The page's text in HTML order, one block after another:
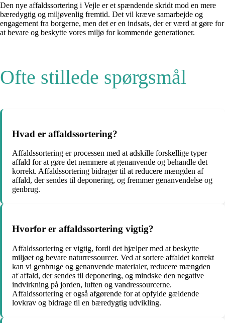
Den nye affaldssortering i Vejle er et spændende skridt mod en mere
bæredygtig og miljøvenlig fremtid. Det vil kræve samarbejde og
engagement fra borgerne, men det er en indsats, der er værd at gøre for
at bevare og beskytte vores miljø for kommende generationer.
Ofte stillede spørgsmål
Hvad er affaldssortering?
Affaldssortering er processen med at adskille forskellige typer
affald for at gøre det nemmere at genanvende og behandle det
korrekt. Affaldssortering bidrager til at reducere mængden af
affald, der sendes til deponering, og fremmer genanvendelse og
genbrug.
Hvorfor er affaldssortering vigtig?
Affaldssortering er vigtig, fordi det hjælper med at beskytte
miljøet og bevare naturressourcer. Ved at sortere affaldet korrekt
kan vi genbruge og genanvende materialer, reducere mængden
af affald, der sendes til deponering, og mindske den negative
indvirkning på jorden, luften og vandressourcerne.
Affaldssortering er også afgørende for at opfylde gældende
lovkrav og bidrage til en bæredygtig udvikling.